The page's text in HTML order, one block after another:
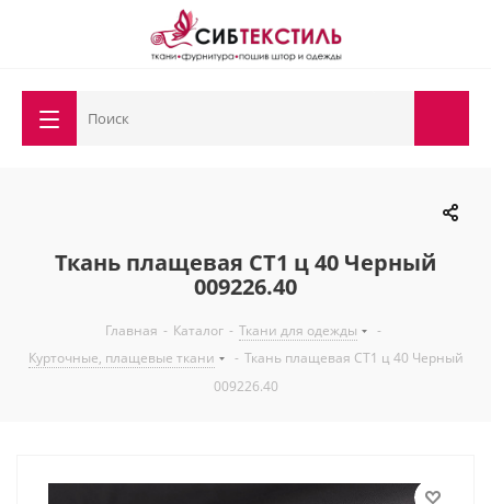
Ткань плащевая СТ1 ц 40 Черный
009226.40
Главная - Каталог - Ткани для одежды
-
Курточные, плащевые ткани
- Ткань плащевая СТ1 ц 40 Черный
009226.40